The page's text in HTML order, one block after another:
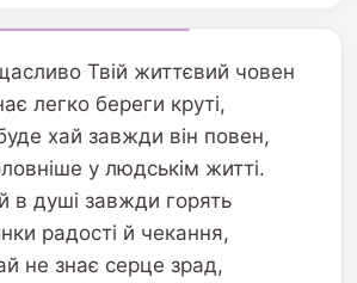
Твій життєвий човен
легко береги круті,
хай завжди він повен,
у людськім житті.
в душі завжди горять
радості й чекання,
не знає серце зрад,